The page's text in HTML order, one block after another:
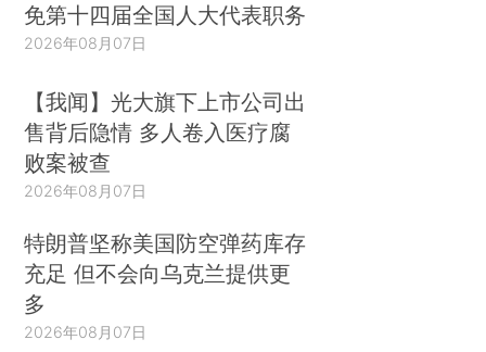
免第十四届全国人大代表职务
2026年08月07日
【我闻】光大旗下上市公司出
售背后隐情 多人卷入医疗腐
败案被查
2026年08月07日
特朗普坚称美国防空弹药库存
充足 但不会向乌克兰提供更
多
2026年08月07日